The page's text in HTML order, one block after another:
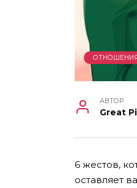
АВТОР
Great
6 жестов,
оставляет